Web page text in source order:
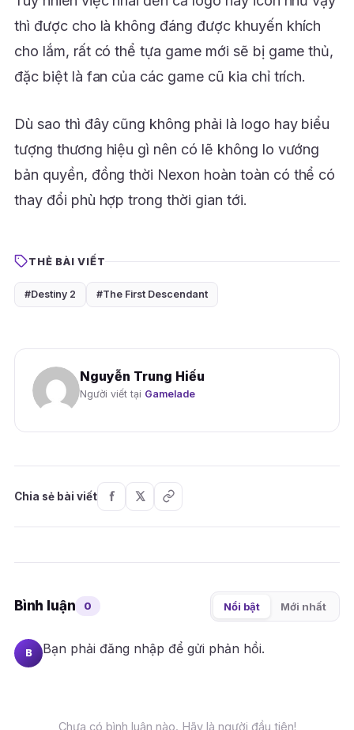
thì được cho là không đáng được khuyến khích
cho lắm, rất có thể tựa game mới sẽ bị game thủ,
đặc biệt là fan của các game cũ kia chỉ trích.
Dù sao thì đây cũng không phải là logo hay biểu
tượng thương hiệu gì nên có lẽ không lo vướng
bản quyền, đồng thời Nexon hoàn toàn có thể có
thay đổi phù hợp trong thời gian tới.
THẺ BÀI VIẾT
#Destiny 2 #The First Descendant
Nguyễn Trung Hiếu
Người viết tại Gamelade
Chia sẻ bài viết
Bình luận 0 Nổi bật Mới nhất
B Bạn phải đăng nhập để gửi phản hồi.
Chưa có bình luận nào. Hãy là người đầu tiên!